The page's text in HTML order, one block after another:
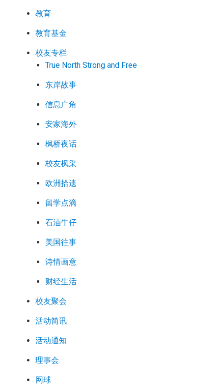
教育
教育基金
校友专栏
True North Strong and Free
东岸故事
信息广角
安家海外
枫桥夜话
校友枫采
欧洲拾遗
留学点滴
石油牛仔
美国往事
诗情画意
财经生活
校友聚会
活动简讯
活动通知
理事会
网球